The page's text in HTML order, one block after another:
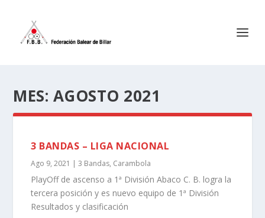
MES: AGOSTO 2021
3 BANDAS – LIGA NACIONAL
Ago 9, 2021 |3 Bandas, Carambola
PlayOff de ascenso a 1ª División Abaco C. B. logra la
tercera posición y es nuevo equipo de 1ª División
Resultados y clasificación